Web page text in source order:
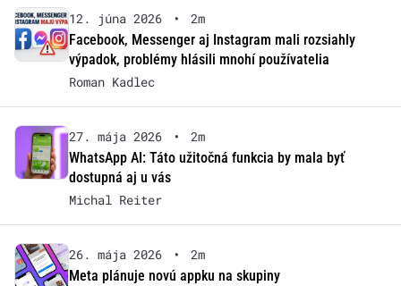
12. júna 2026 •
2m
Facebook, Messenger aj Instagram mali rozsiahly
výpadok, problémy hlásili mnohí používatelia
Roman Kadlec
27. mája 2026 •
2m
WhatsApp AI: Táto užitočná funkcia by mala byť
dostupná aj u vás
Michal Reiter
26. mája 2026 •
2m
Meta plánuje novú appku na skupiny